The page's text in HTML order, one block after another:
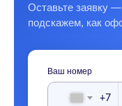
Оставьте заявку
подскажем, как
Ваш номер
+7